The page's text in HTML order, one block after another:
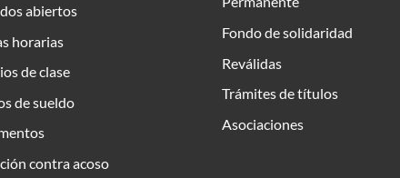
abiertos
horarias
de clase
de sueldo
contra acoso
Fondo de solidaridad
Reválidas
Trámites de títulos
Asociaciones